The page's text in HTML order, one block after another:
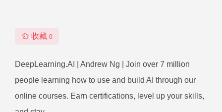
收藏 0
DeepLearning.AI | Andrew Ng | Join over 7 million
people learning how to use and build AI through our
online courses. Earn certifications, level up your skills,